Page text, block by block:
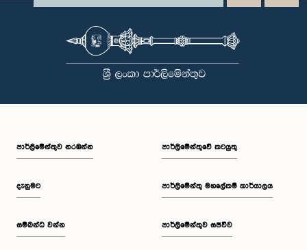
පාර්ලි‌මේන්තුව නරඹන්න
දැනුමට
සම්බන්ධ වන්න
පාර්ලිමේන්තුවේ කටයුතු
පාර්ලිමේන්තු මහලේකම් කාර්යාලය
පාර්ලිමේන්තුව සජීවීව